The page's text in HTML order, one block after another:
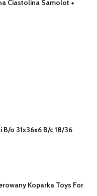
Ciastolina Samolot +
B/o 31x36x6 B/c 18/36
Koparka Toys For